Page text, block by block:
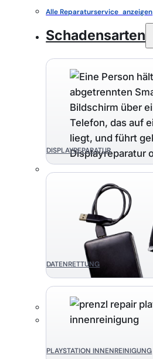
Alle Reparaturservice anzeigen
Schadensarten
DISPLAYREPARATUR
DATENRETTUNG
PLAYSTATION INNENREINIGUNG